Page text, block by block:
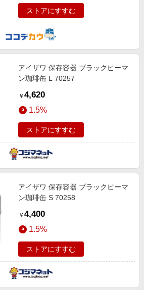
ストアにすすむ
アイザワ 保存容器 ブラックピーマ
ン珈琲缶 L 70257
￥ 4,620
1.5%
ストアにすすむ
アイザワ 保存容器 ブラックピーマ
ン珈琲缶 S 70258
￥ 4,400
1.5%
ストアにすすむ